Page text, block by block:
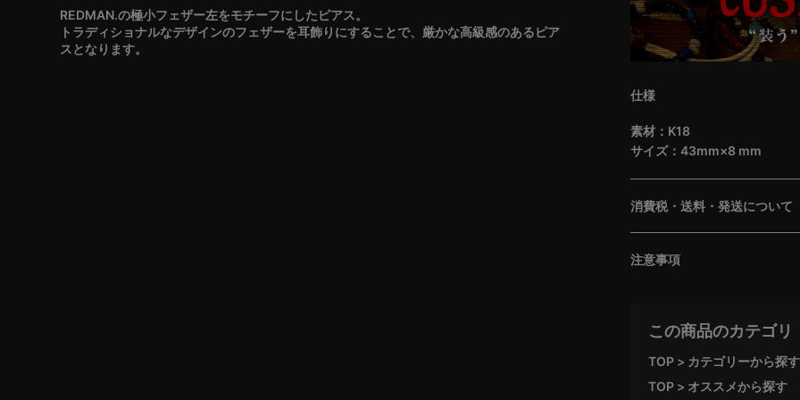
REDMAN.の極小フェザー左をモチーフにしたピアス。
トラディショナルなデザインのフェザーを耳飾りにすることで、厳かな高級感のあるピア
スとなります。
仕様
素材：K18
サイズ：43mm×8 mm
消費税・送料・発送について
注意事項
この商品のカテゴリ
TOP
カテゴリーから探す
TOP
オススメから探す